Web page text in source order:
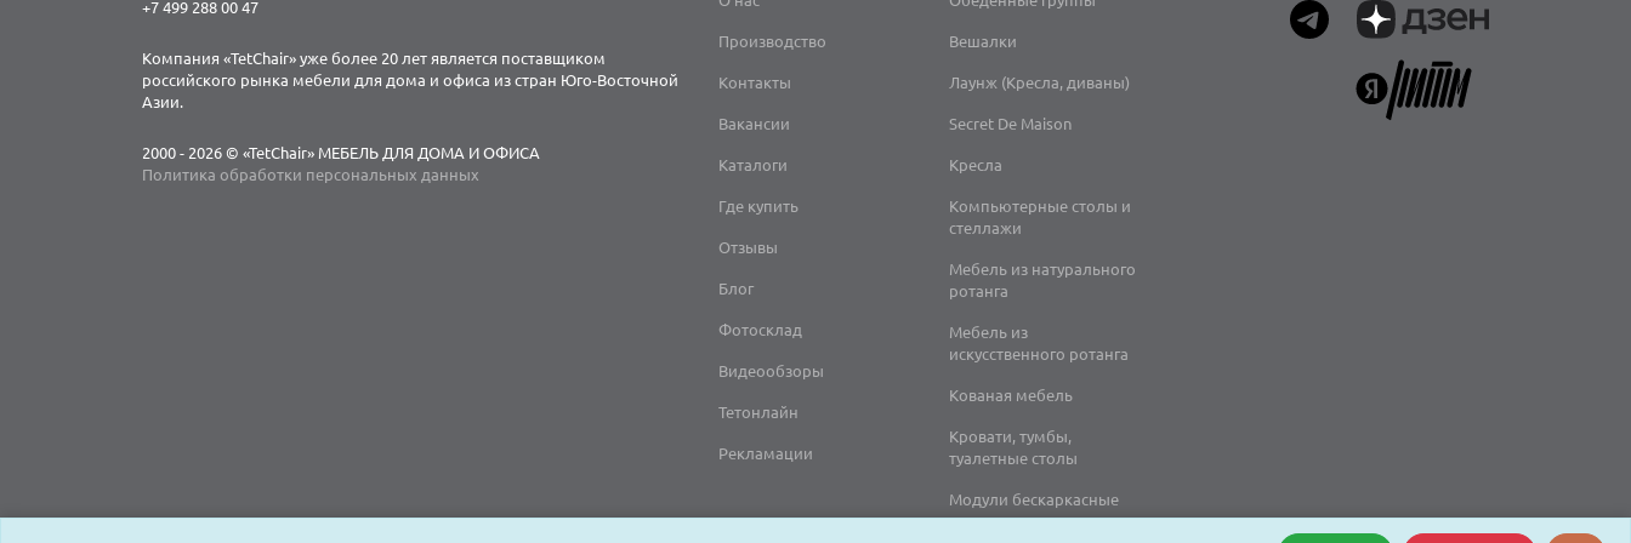
+7 499 288 00 47
Компания «TetChair» уже более 20 лет является поставщиком
российского рынка мебели для дома и офиса из стран Юго-Восточной
Азии.
2000 - 2026 © «TetChair» МЕБЕЛЬ ДЛЯ ДОМА И ОФИСА
Политика обработки персональных данных
Производство
Контакты
Вакансии
Каталоги
Где купить
Отзывы
Блог
Фотосклад
Видеообзоры
Тетонлайн
Рекламации
Вешалки
Лаунж (Кресла, диваны)
Secret De Maison
Кресла
Компьютерные столы и
стеллажи
Мебель из натурального
ротанга
Мебель из
искусственного ротанга
Кованая мебель
Кровати, тумбы,
туалетные столы
Модули бескаркасные